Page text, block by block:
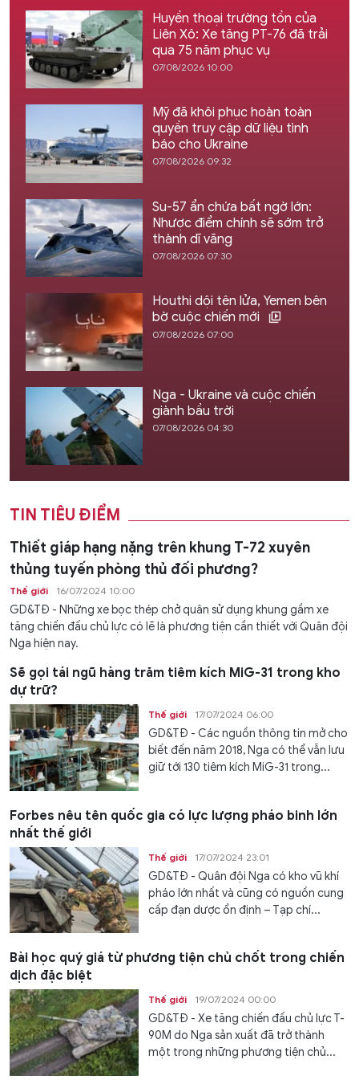
Huyền thoại trường tồn của
Liên Xô: Xe tăng PT-76 đã trải
qua 75 năm phục vụ
07/08/2026 10:00
Mỹ đã khôi phục hoàn toàn
quyền truy cập dữ liệu tình
báo cho Ukraine
07/08/2026 09:32
Su-57 ẩn chứa bất ngờ lớn:
Nhược điểm chính sẽ sớm trở
thành dĩ vãng
07/08/2026 07:30
Houthi dội tên lửa, Yemen bên
bờ cuộc chiến mới
07/08/2026 07:00
Nga - Ukraine và cuộc chiến
giành bầu trời
07/08/2026 04:30
TIN TIÊU ĐIỂM
Thiết giáp hạng nặng trên khung T-72 xuyên
thủng tuyến phòng thủ đối phương?
Thế giới 16/07/2024 10:00
GD&TĐ - Những xe bọc thép chở quân sử dụng khung gầm xe
tăng chiến đấu chủ lực có lẽ là phương tiện cần thiết với Quân đội
Nga hiện nay.
Sẽ gọi tái ngũ hàng trăm tiêm kích MiG-31 trong kho
dự trữ?
Thế giới 17/07/2024 06:00
GD&TĐ - Các nguồn thông tin mở cho
biết đến năm 2018, Nga có thể vẫn lưu
giữ tới 130 tiêm kích MiG-31 trong...
Forbes nêu tên quốc gia có lực lượng pháo binh lớn
nhất thế giới
Thế giới 17/07/2024 23:01
GD&TĐ - Quân đội Nga có kho vũ khí
pháo lớn nhất và cũng có nguồn cung
cấp đạn dược ổn định – Tạp chí...
Bài học quý giá từ phương tiện chủ chốt trong chiến
dịch đặc biệt
Thế giới 19/07/2024 00:00
GD&TĐ - Xe tăng chiến đấu chủ lực T-
90M do Nga sản xuất đã trở thành
một trong những phương tiện chủ...